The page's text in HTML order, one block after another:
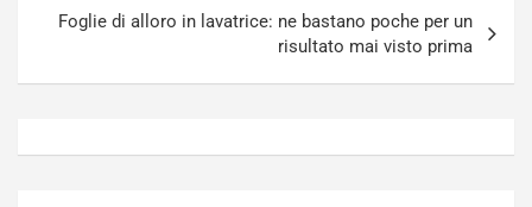
Foglie di alloro in lavatrice: ne bastano poche per un
risultato mai visto prima